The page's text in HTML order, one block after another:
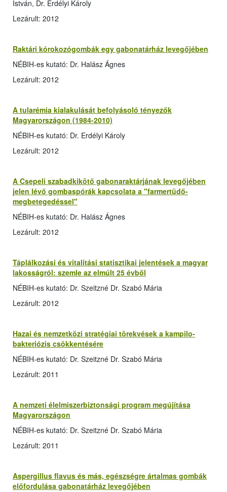
István, Dr. Erdélyi Károly
Lezárult: 2012
Raktári kórokozógombák egy gabonatárház levegőjében
NÉBIH-es kutató: Dr. Halász Ágnes
Lezárult: 2012
A tularémia kialakulását befolyásoló tényezők
Magyarországon (1984-2010)
NÉBIH-es kutató: Dr. Erdélyi Károly
Lezárult: 2012
A Csepeli szabadkikötő gabonaraktárjának levegőjében
jelen lévő gombaspórák kapcsolata a "farmertüdő-
megbetegedéssel"
NÉBIH-es kutató: Dr. Halász Ágnes
Lezárult: 2012
Táplálkozási és vitalitási statisztikai jelentések a magyar
lakosságról: szemle az elmúlt 25 évből
NÉBIH-es kutató: Dr. Szeitzné Dr. Szabó Mária
Lezárult: 2012
Hazai és nemzetközi stratégiai törekvések a kampilo­
bakteriózis csökkentésére
NÉBIH-es kutató: Dr. Szeitzné Dr. Szabó Mária
Lezárult: 2011
A nemzeti élelmiszerbiztonsági program megújítása
Magyarországon
NÉBIH-es kutató: Dr. Szeitzné Dr. Szabó Mária
Lezárult: 2011
Aspergillus flavus és más, egészségre ártalmas gombák
előfordulása gabonatárház levegőjében